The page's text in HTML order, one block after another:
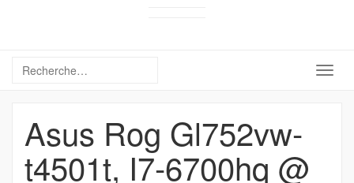
Asus Rog Gl752vw-
t4501t, I7-6700hq @